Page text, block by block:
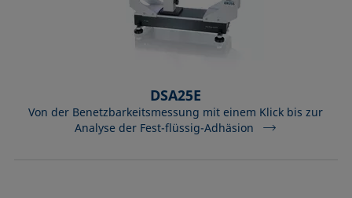
DSA25E
Von der Benetzbarkeitsmessung mit einem Klick bis zur
Analyse der Fest-flüssig-Adhäsion